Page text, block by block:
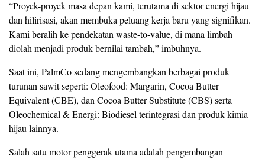
“Proyek-proyek masa depan kami, terutama di sektor energi hijau
dan hilirisasi, akan membuka peluang kerja baru yang signifikan.
Kami beralih ke pendekatan waste-to-value, di mana limbah
diolah menjadi produk bernilai tambah,” imbuhnya.
Saat ini, PalmCo sedang mengembangkan berbagai produk
turunan sawit seperti: ​Oleofood: Margarin, Cocoa Butter
Equivalent (CBE), dan Cocoa Butter Substitute (CBS) serta ​
Oleochemical & Energi: Biodiesel terintegrasi dan produk kimia
hijau lainnya.
Salah satu motor penggerak utama adalah pengembangan